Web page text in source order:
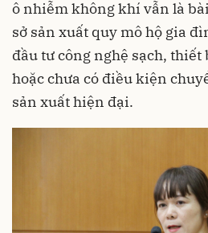
ô nhiễm không khí vẫn là
sở sản xuất quy mô hộ gia
đầu tư công nghệ sạch,
hoặc chưa có điều kiện
sản xuất hiện đại.